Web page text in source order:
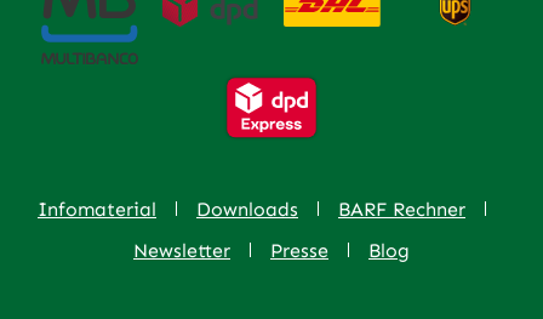
Infomaterial Downloads
BARF Rechner
Newsletter
Presse Blog